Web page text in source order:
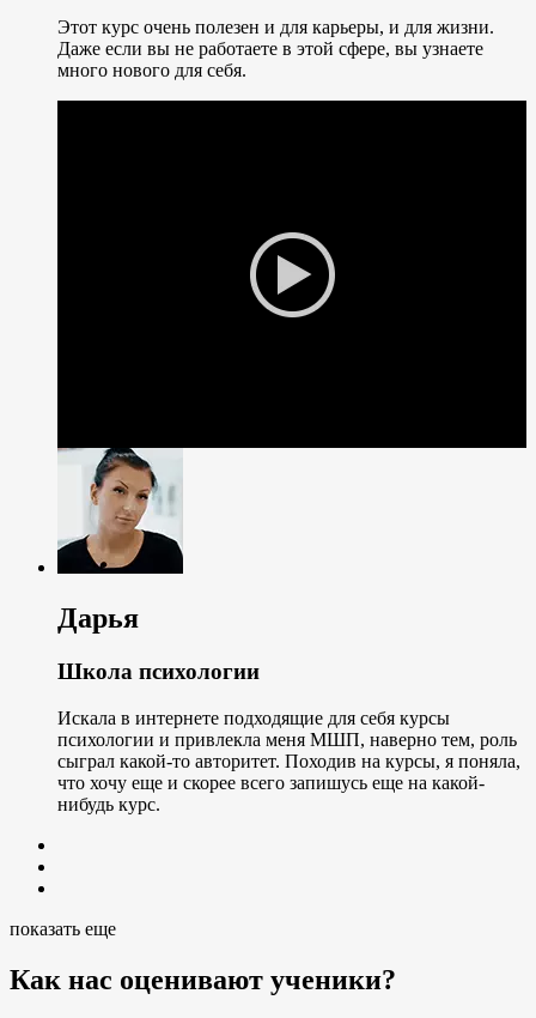
Этот курс очень полезен и для карьеры, и для жизни.
Даже если вы не работаете в этой сфере, вы узнаете
много нового для себя.
Дарья
Школа психологии
Искала в интернете подходящие для себя курсы
психологии и привлекла меня МШП, наверно тем, роль
сыграл какой-то авторитет. Походив на курсы, я поняла,
что хочу еще и скорее всего запишусь еще на какой-
нибудь курс.
показать еще
Как нас оценивают ученики?